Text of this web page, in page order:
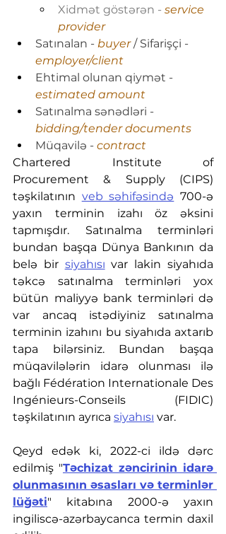
Xidmət göstərən - service
provider
Satınalan - buyer / Sifarişçi -
employer/client
Ehtimal olunan qiymət -
estimated amount
Satınalma sənədləri -
bidding/tender documents
Müqavilə - contract
Chartered Institute of
Procurement & Supply (CIPS)
təşkilatının veb səhifəsində 700-ə
yaxın terminin izahı öz əksini
tapmışdır. Satınalma terminləri
bundan başqa Dünya Bankının da
belə bir siyahısı var lakin siyahıda
təkcə satınalma terminləri yox
bütün maliyyə bank terminləri də
var ancaq istədiyiniz satınalma
terminin izahını bu siyahıda axtarıb
tapa bilərsiniz. Bundan başqa
müqavilələrin idarə olunması ilə
bağlı Fédération Internationale Des
Ingénieurs-Conseils (FIDIC)
təşkilatının ayrıca siyahısı var.
Qeyd edək ki, 2022-ci ildə dərc
edilmiş "Təchizat zəncirinin idarə
olunmasının əsasları və terminlər
lüğəti" kitabına 2000-ə yaxın
ingiliscə-azərbaycanca termin daxil